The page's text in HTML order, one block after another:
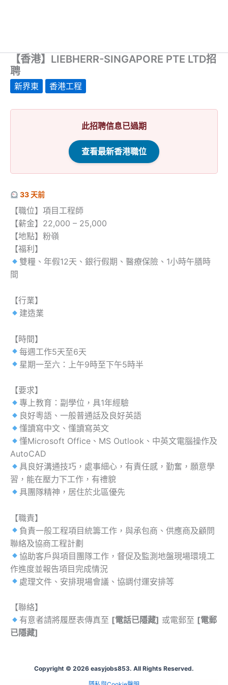
【香港】LIEBHERR-SINGAPORE PTE LTD招
聘
新界東 香港工程
此招聘信息已過期
查看最新香港職位
33 天前
【職位】項目工程師
【薪金】22,000 – 25,000
【地點】粉嶺
【福利】
雙糧、年假12天、銀行假期、醫療保險、1小時午膳時
間
【行業】
建造業
【時間】
每週工作5天至6天
星期一至六：上午9時至下午5時半
【要求】
專上教育：副學位，具1年經驗
良好粵語、一般普通話及良好英語
懂讀寫中文、懂讀寫英文
懂Microsoft Office、MS Outlook、中英文電腦操作及
AutoCAD
具良好溝通技巧，處事細心，有責任感，勤奮，願意學
習，能在壓力下工作，有禮貌
具團隊精神，居住於北區優先
【職責】
負責一般工程項目統籌工作，與承包商、供應商及顧問
聯絡及協商工程計劃
協助客戶與項目團隊工作，督促及監測地盤現場環境工
作進度並報告項目完成情況
處理文件、安排現場會議、協調付運安排等
【聯絡】
有意者請將履歷表傳真至 [電話已隱藏] 或電郵至 [電郵
已隱藏]
Copyright © 2026 easyjobs853. All Rights Reserved.